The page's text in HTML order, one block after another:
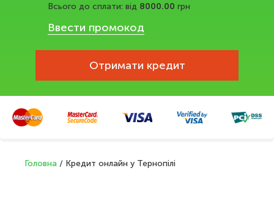
Всього до сплати: від 8000.00 грн
Ввести промокод
Отримати кредит
Головна / Кредит онлайн у Тернопілі